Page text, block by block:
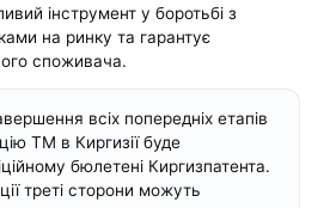
інструмент у боротьбі з
на ринку та гарантує
споживача.
всіх попередніх етапів
ТМ в Киргизії буде
бюлетені Киргизпатента.
треті сторони можуть